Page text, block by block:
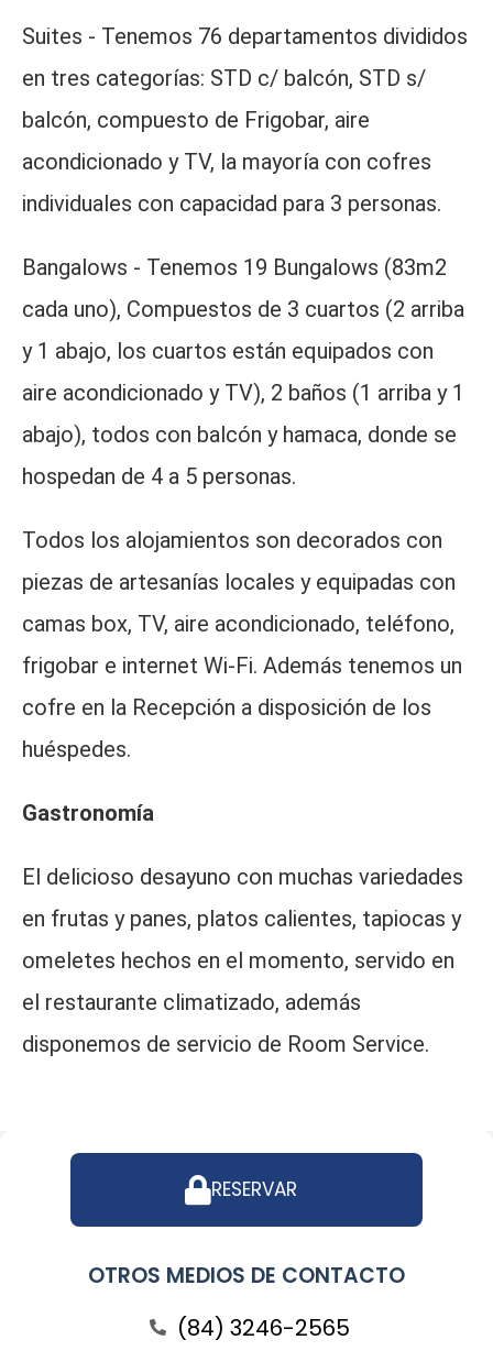
Suites - Tenemos 76 departamentos divididos
en tres categorías: STD c/ balcón, STD s/
balcón, compuesto de Frigobar, aire
acondicionado y TV, la mayoría con cofres
individuales con capacidad para 3 personas.
Bangalows - Tenemos 19 Bungalows (83m2
cada uno), Compuestos de 3 cuartos (2 arriba
y 1 abajo, los cuartos están equipados con
aire acondicionado y TV), 2 baños (1 arriba y 1
abajo), todos con balcón y hamaca, donde se
hospedan de 4 a 5 personas.
Todos los alojamientos son decorados con
piezas de artesanías locales y equipadas con
camas box, TV, aire acondicionado, teléfono,
frigobar e internet Wi-Fi. Además tenemos un
cofre en la Recepción a disposición de los
huéspedes.
Gastronomía
El delicioso desayuno con muchas variedades
en frutas y panes, platos calientes, tapiocas y
omeletes hechos en el momento, servido en
el restaurante climatizado, además
disponemos de servicio de Room Service.
RESERVAR
OTROS MEDIOS DE CONTACTO
(84) 3246-2565